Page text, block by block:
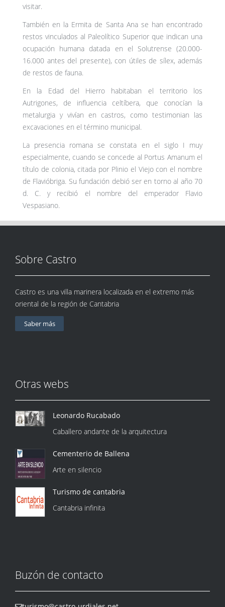
visitar.
También en la Ermita de Santa Ana se han encontrado
restos vinculados al Paleolítico Superior que indican una
ocupación humana datada en el Solutrense (20.000-
16.000 antes del presente), con útiles de sílex, además
de restos de fauna.
En la Edad del Hierro habitaban el territorio los
Autrigones, de influencia celtíbera, que conocían la
metalurgia y vivían en castros, como testimonian las
excavaciones en el término municipal.
La presencia romana se constata en el siglo I muy
especialmente, cuando se concede al Portus Amanum el
título de colonia, citada por Plinio el Viejo con el nombre
de Flavióbriga. Su fundación debió ser en torno al año 70
d. C. y recibió el nombre del emperador Flavio
Vespasiano.
Sobre Castro
Castro es una villa marinera localizada en el extremo más
oriental de la región de Cantabria
Saber más
Otras webs
Leonardo Rucabado
Caballero andante de la arquitectura
Cementerio de Ballena
Arte en silencio
Turismo de cantabria
Cantabria infinita
Buzón de contacto